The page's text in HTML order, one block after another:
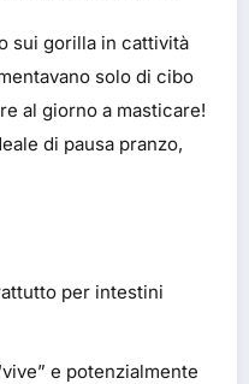
sui gorilla in cattività
solo di cibo
al giorno a masticare!
di pausa pranzo,
per intestini
e potenzialmente